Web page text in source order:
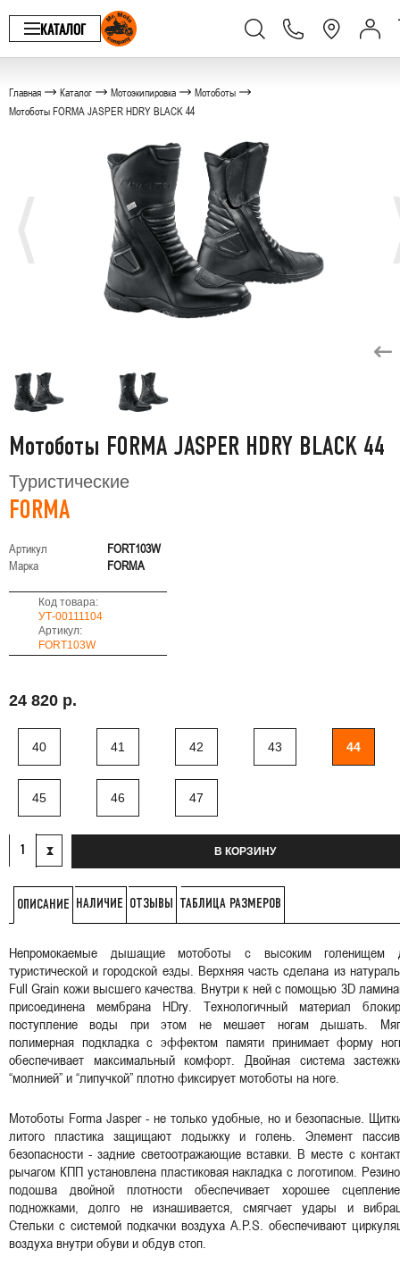
КАТАЛОГ
Главная Каталог Мотоэкипировка
Мотоботы
Мотоботы FORMA JASPER HDRY BLACK 44
Мотоботы FORMA JASPER HDRY BLACK 44
Туристические
FORMA
Артикул
FORT103W
Марка
FORMA
Код товара:
УТ-00111104
Артикул:
FORT103W
24 820 р.
40 41 42 43 44
45 46 47
В КОРЗИНУ
ОПИСАНИЕ НАЛИЧИЕ ОТЗЫВЫ ТАБЛИЦА РАЗМЕРОВ
Непромокаемые дышащие мотоботы с высоким голенищем
туристической и городской езды. Верхняя часть сделана из
Full Grain кожи высшего качества. Внутри к ней с помощью 3D
присоединена мембрана HDry. Технологичный материал
поступление воды при этом не мешает ногам дышать.
полимерная подкладка с эффектом памяти принимает форму
обеспечивает максимальный комфорт. Двойная система
“молнией” и “липучкой” плотно фиксирует мотоботы на ноге.
Мотоботы Forma Jasper - не только удобные, но и безопасные.
литого пластика защищают лодыжку и голень. Элемент
безопасности - задние светоотражающие вставки. В месте с
рычагом КПП установлена пластиковая накладка с логотипом.
подошва двойной плотности обеспечивает хорошее
подножками, долго не изнашивается, смягчает удары и
Стельки с системой подкачки воздуха A.P.S. обеспечивают
воздуха внутри обуви и обдув стоп.